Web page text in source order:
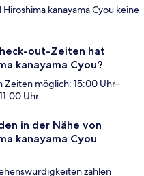
kanayama Cyou keine
out-Zeiten hat
kanayama Cyou?
Zeiten möglich: 15:00 Uhr–
Uhr.
in der Nähe von
kanayama Cyou
zählen